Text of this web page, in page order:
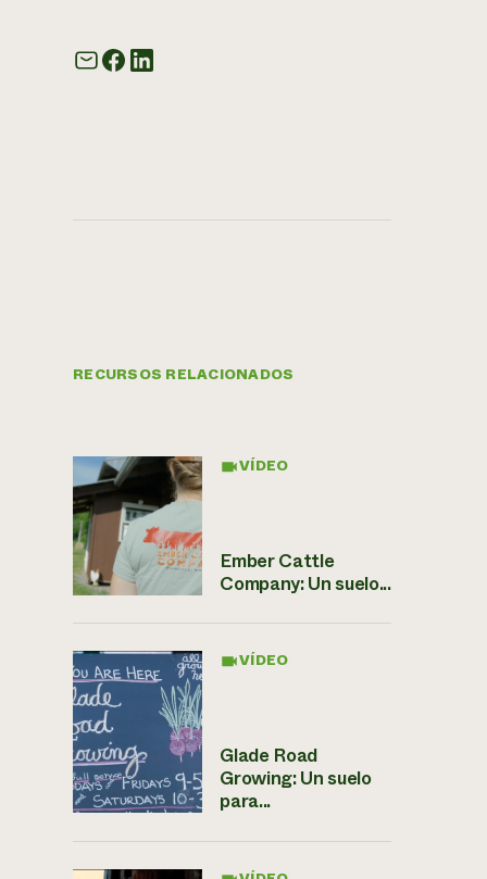
RECURSOS RELACIONADOS
VÍDEO
Ember Cattle
Company: Un suelo...
VÍDEO
Glade Road
Growing: Un suelo
para...